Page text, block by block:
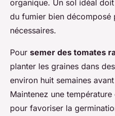
organique. Un sol idéal
du fumier bien décomposé
nécessaires.
Pour semer des tomates
planter les graines dans
environ huit semaines
Maintenez une
pour favoriser la